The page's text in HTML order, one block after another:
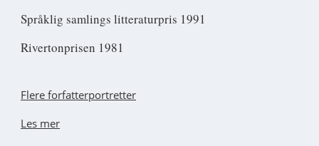
Språklig samlings litteraturpris 1991
Rivertonprisen 1981
Flere forfatterportretter
Les mer